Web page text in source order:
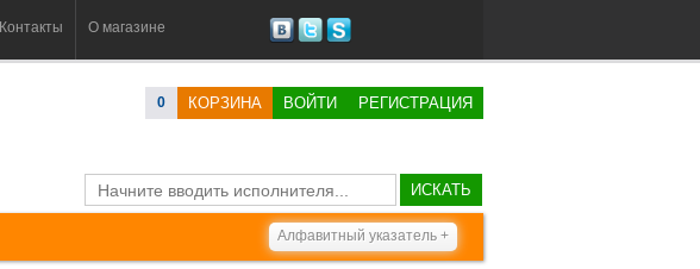
Контакты О магазине
0 КОРЗИНА ВОЙТИ РЕГИСТРАЦИЯ
ИСКАТЬ
Алфавитный указатель +